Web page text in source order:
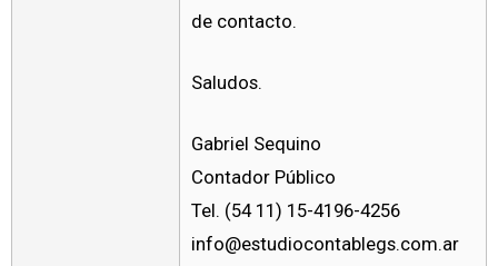
de contacto.
Saludos.
Gabriel Sequino
Contador Público
Tel. (54 11) 15-4196-4256
info@estudiocontablegs.com.ar